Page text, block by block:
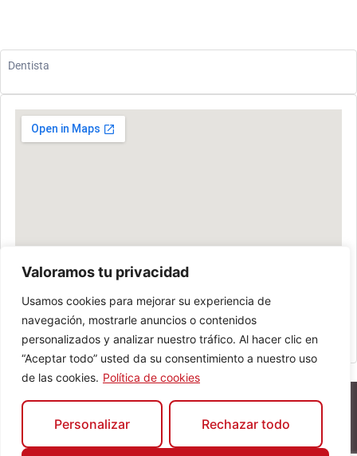
Valoramos tu privacidad
Usamos cookies para mejorar su experiencia de
navegación, mostrarle anuncios o contenidos
personalizados y analizar nuestro tráfico. Al hacer clic en
“Aceptar todo” usted da su consentimiento a nuestro uso
de las cookies. Política de cookies
Personalizar Rechazar todo
Dentista